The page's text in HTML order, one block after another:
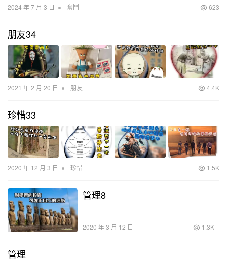
2024 年 7 月 3 日 • 奮鬥 623
朋友34
2021 年 2 月 20 日 • 朋友 4.4K
珍惜33
2020 年 12 月 3 日 • 珍惜 1.5K
管理8
2020 年 3 月 12 日 1.3K
管理